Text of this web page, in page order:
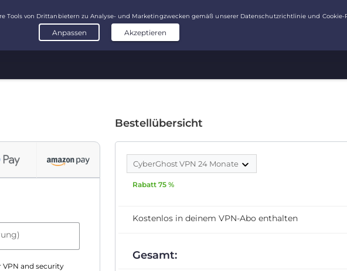
VPN and security
Bestellübersicht
CyberGhost VPN 24 Monate
Rabatt 75 %
Kostenlos in deinem VPN-Abo enthalten
Gesamt: